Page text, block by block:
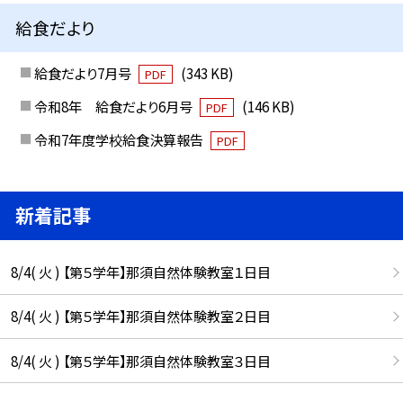
給食だより
給食だより7月号 PDF
(343 KB)
令和8年 給食だより6月号
PDF
(146 KB)
令和7年度学校給食決算報告
PDF
新着記事
8/4( 火 ) 【第５学年】那須自然体験教室１日目
8/4( 火 ) 【第５学年】那須自然体験教室２日目
8/4( 火 ) 【第５学年】那須自然体験教室３日目